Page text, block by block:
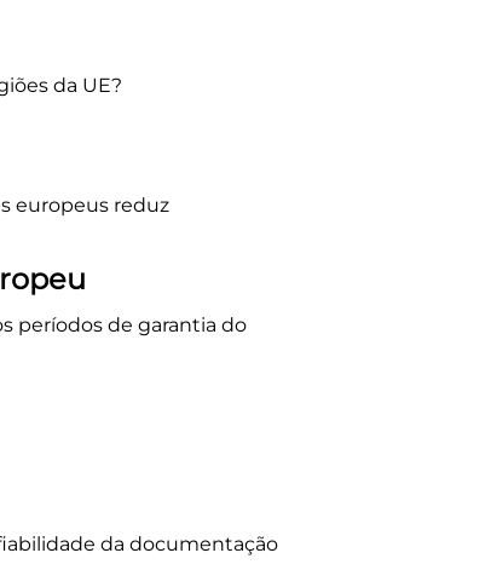
da UE?
europeus reduz
períodos de garantia do
da documentação